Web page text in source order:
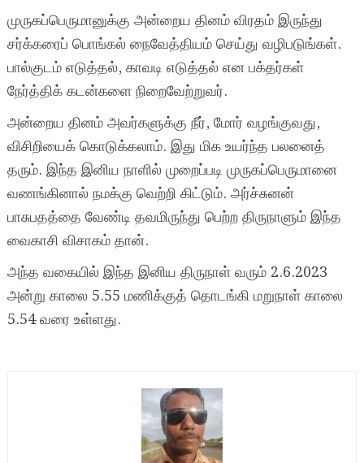
முருகப்பெருமானுக்கு அன்றைய தினம் விரதம் இருந்து
சர்க்கரைப் பொங்கல் நைவேத்தியம் செய்து வழிபடுங்கள்.
பால்குடம் எடுத்தல், காவடி எடுத்தல் என பக்தர்கள்
நேர்த்திக் கடன்களை நிறைவேற்றுவர்.
அன்றைய தினம் அவர்களுக்கு நீர், மோர் வழங்குவது,
விசிறியைக் கொடுக்கலாம். இது மிக உயர்ந்த பலனைத்
தரும். இந்த இனிய நாளில் முறைப்படி முருகப்பெருமானை
வணங்கினால் நமக்கு வெற்றி கிட்டும். அர்ச்சுனன்
பாசுபதத்தை வேண்டி தவமிருந்து பெற்ற திருநாளும் இந்த
வைகாசி விசாகம் தான்.
அந்த வகையில் இந்த இனிய திருநாள் வரும் 2.6.2023
அன்று காலை 5.55 மணிக்குத் தொடங்கி மறுநாள் காலை
5.54 வரை உள்ளது.